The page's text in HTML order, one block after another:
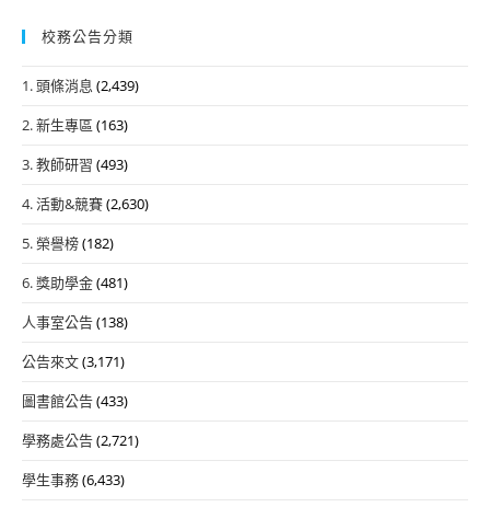
校務公告分類
1. 頭條消息 (2,439)
2. 新生專區 (163)
3. 教師研習 (493)
4. 活動&競賽(2,630)
5. 榮譽榜(182)
6. 獎助學金(481)
人事室公告(138)
公告來文(3,171)
圖書館公告(433)
學務處公告(2,721)
學生事務(6,433)